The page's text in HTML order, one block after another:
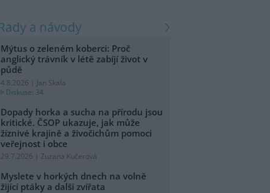
rady a návody
Mýtus o zeleném koberci: Proč
anglický trávník v létě zabíjí život v
půdě
4.8.2026 | Jan Skala
Diskuse: 34
Dopady horka a sucha na přírodu jsou
kritické. ČSOP ukazuje, jak může
žíznivé krajině a živočichům pomoci
veřejnost i obce
29.7.2026 | Zuzana Kučerová
Myslete v horkých dnech na volně
žijící ptáky a další zvířata